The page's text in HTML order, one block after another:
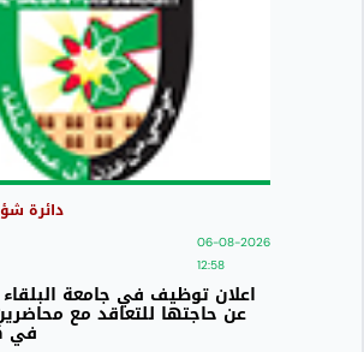
دائرة
06-08-2026
12:58
اعلان توظيف في جامعة البلقاء
عن حاجتها للتعاقد مع
في